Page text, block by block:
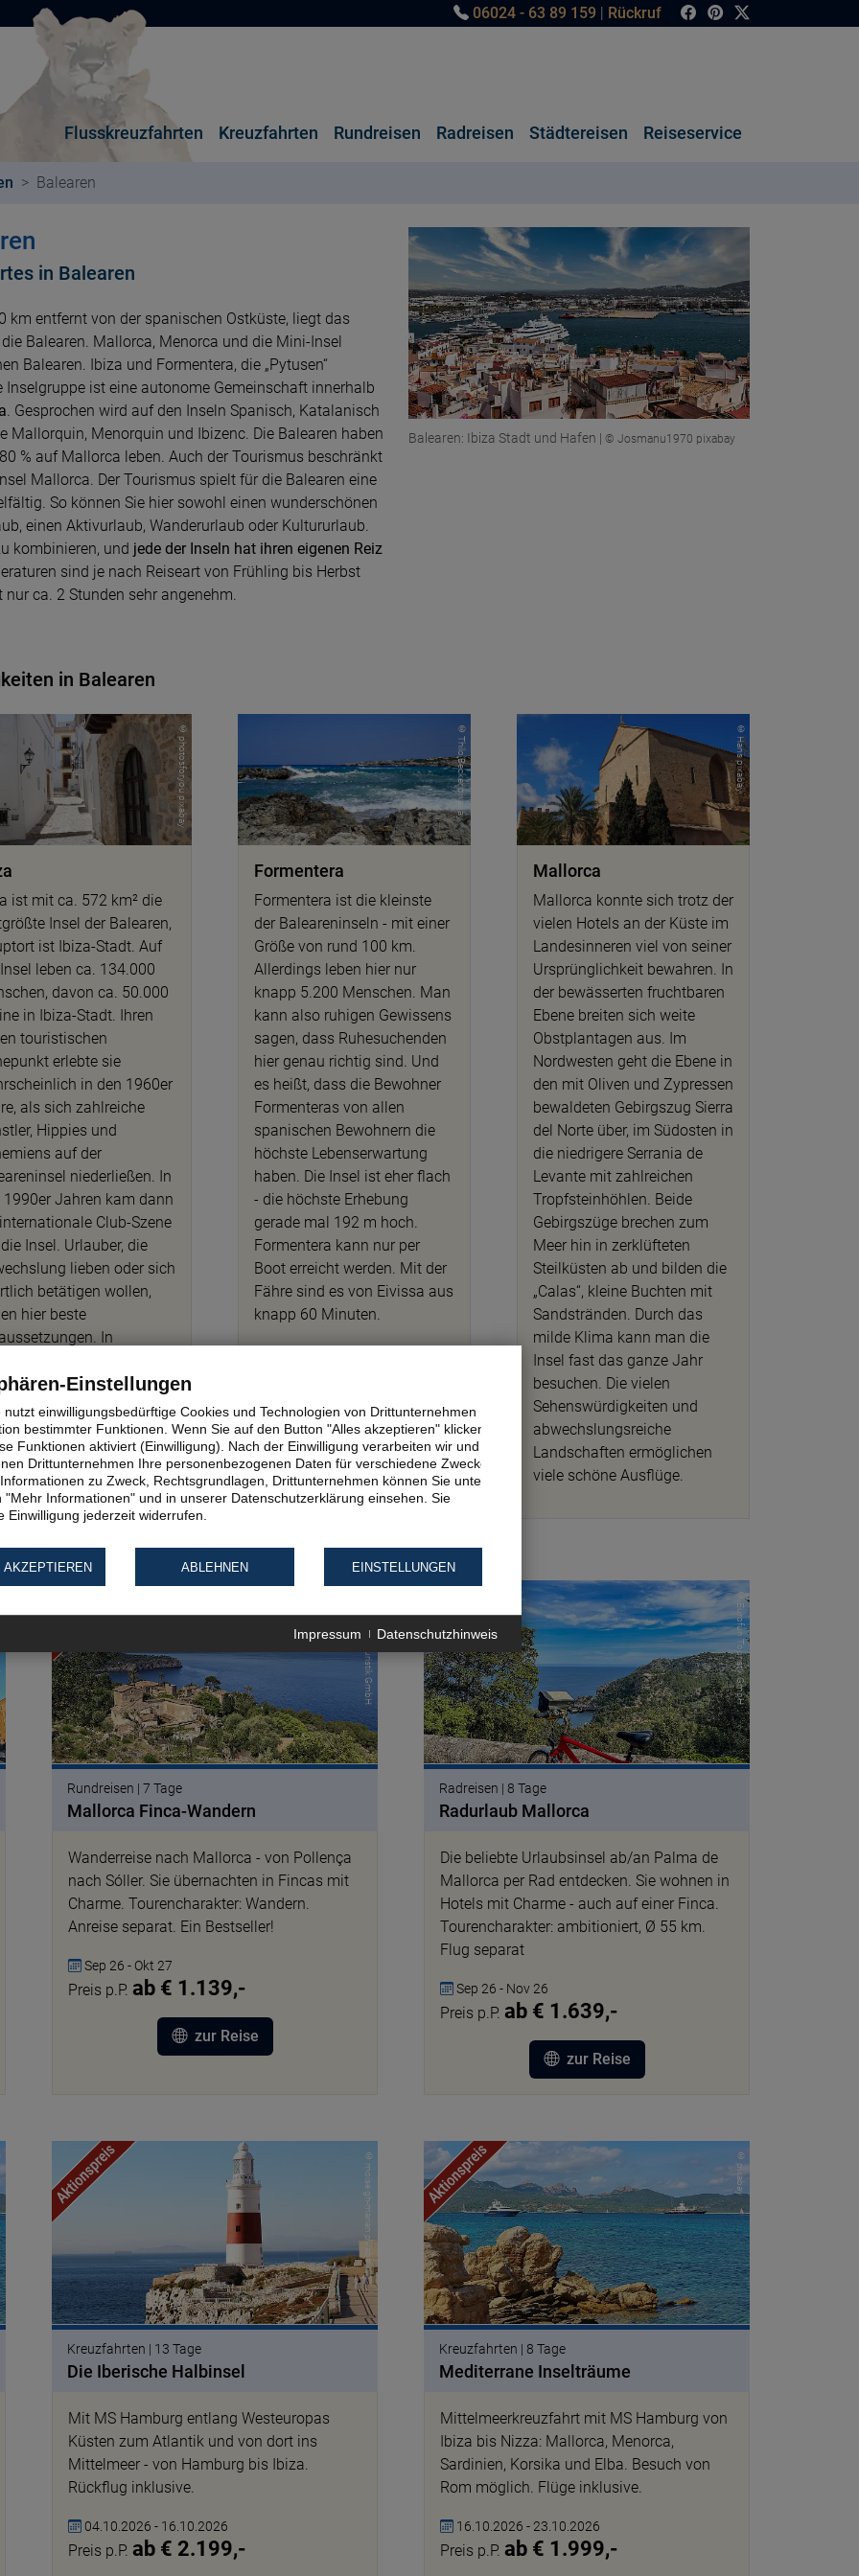
06024 - 63 89 159 | Rückruf
Flusskreuzfahrten Kreuzfahrten Rundreisen Radreisen Städtereisen Reiseservice
Balearen
in Balearen
entfernt von der spanischen Ostküste, liegt das
Balearen. Mallorca, Menorca und die Mini-Insel
Balearen. Ibiza und Formentera, die „Pytusen“
ist eine autonome Gemeinschaft innerhalb
. Gesprochen wird auf den Inseln Spanisch, Katalanisch
Menorquin und Ibizenc. Die Balearen haben
% auf Mallorca leben. Auch der Tourismus beschränkt
Mallorca. Der Tourismus spielt für die Balearen eine
So können Sie hier sowohl einen wunderschönen
einen Aktivurlaub, Wanderurlaub oder Kultururlaub.
kombinieren, und jede der Inseln hat ihren eigenen Reiz
sind je nach Reiseart von Frühling bis Herbst
ca. 2 Stunden sehr angenehm.
Balearen: Ibiza Stadt und Hafen | © Josmanu1970 pixabay
in Balearen
© photosforyou pixabay
ist mit ca. 572 km² die
Insel der Balearen,
ist Ibiza-Stadt. Auf
leben ca. 134.000
davon ca. 50.000
in Ibiza-Stadt. Ihren
touristischen
erlebte sie
in den 1960er
als sich zahlreiche
Hippies und
auf der
niederließen. In
1990er Jahren kam dann
Club-Szene
Insel. Urlauber, die
lieben oder sich
betätigen wollen,
hier beste
In
der Naturpark "Las
im Süden. Hier wird
immer nach alter
Salz gewonnen.
© Thilo Becker pixabay
Formentera
Formentera ist die kleinste
der Baleareninseln - mit einer
Größe von rund 100 km.
Allerdings leben hier nur
knapp 5.200 Menschen. Man
kann also ruhigen Gewissens
sagen, dass Ruhesuchenden
hier genau richtig sind. Und
es heißt, dass die Bewohner
Formenteras von allen
spanischen Bewohnern die
höchste Lebenserwartung
haben. Die Insel ist eher flach
- die höchste Erhebung
gerade mal 192 m hoch.
Formentera kann nur per
Boot erreicht werden. Mit der
Fähre sind es von Eivissa aus
knapp 60 Minuten.
© Hans pixabay
Mallorca
Mallorca konnte sich trotz der
vielen Hotels an der Küste im
Landesinneren viel von seiner
Ursprünglichkeit bewahren. In
der bewässerten fruchtbaren
Ebene breiten sich weite
Obstplantagen aus. Im
Nordwesten geht die Ebene in
den mit Oliven und Zypressen
bewaldeten Gebirgszug Sierra
del Norte über, im Südosten in
die niedrigere Serrania de
Levante mit zahlreichen
Tropfsteinhöhlen. Beide
Gebirgszüge brechen zum
Meer hin in zerklüfteten
Steilküsten ab und bilden die
„Calas“, kleine Buchten mit
Sandstränden. Durch das
milde Klima kann man die
Insel fast das ganze Jahr
besuchen. Die vielen
Sehenswürdigkeiten und
abwechslungsreiche
Landschaften ermöglichen
viele schöne Ausflüge.
© Eurofun Touristik GmbH
Rundreisen | 7 Tage
Mallorca Finca-Wandern
Wanderreise nach Mallorca - von Pollença
nach Sóller. Sie übernachten in Fincas mit
Charme. Tourencharakter: Wandern.
Anreise separat. Ein Bestseller!
Sep 26 - Okt 27
Preis p.P. ab € 1.139,-
zur Reise
© Eurofun Touristik GmbH
Radreisen | 8 Tage
Radurlaub Mallorca
Die beliebte Urlaubsinsel ab/an Palma de
Mallorca per Rad entdecken. Sie wohnen in
Hotels mit Charme - auch auf einer Finca.
Tourencharakter: ambitioniert, Ø 55 km.
Flug separat
Sep 26 - Nov 26
Preis p.P. ab € 1.639,-
zur Reise
© moise gh-marian pixabay
Kreuzfahrten | 13 Tage
Die Iberische Halbinsel
Mit MS Hamburg entlang Westeuropas
Küsten zum Atlantik und von dort ins
Mittelmeer - von Hamburg bis Ibiza.
Rückflug inklusive.
04.10.2026 - 16.10.2026
Preis p.P. ab € 2.199,-
© pixabay
Kreuzfahrten | 8 Tage
Mediterrane Inselträume
Mittelmeerkreuzfahrt mit MS Hamburg von
Ibiza bis Nizza: Mallorca, Menorca,
Sardinien, Korsika und Elba. Besuch von
Rom möglich. Flüge inklusive.
16.10.2026 - 23.10.2026
Preis p.P. ab € 1.999,-
Einstellungen
nutzt einwilligungsbedürftige Cookies und Technologien von Drittunternehmen
bestimmter Funktionen. Wenn Sie auf den Button "Alles akzeptieren" klicken,
Funktionen aktiviert (Einwilligung). Nach der Einwilligung verarbeiten wir und
Drittunternehmen Ihre personenbezogenen Daten für verschiedene Zwecke.
zu Zweck, Rechtsgrundlagen, Drittunternehmen können Sie unter
"Mehr Informationen" und in unserer Datenschutzerklärung einsehen. Sie
Einwilligung jederzeit widerrufen.
AKZEPTIEREN ABLEHNEN EINSTELLUNGEN
Impressum Datenschutzhinweis